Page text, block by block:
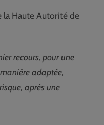
la Haute Autorité de
recours, pour une
adaptée,
après une